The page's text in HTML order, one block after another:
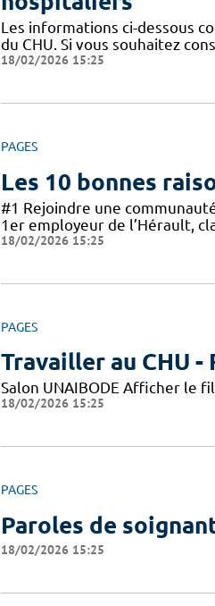
Les informations ci-dessous
du CHU. Si vous souhaitez
18/02/2026 15:25
PAGES
Les 10 bonnes
#1 Rejoindre une
1er employeur de l’Hérault,
18/02/2026 15:25
PAGES
Travailler au CHU -
Salon UNAIBODE Afficher le
18/02/2026 15:25
PAGES
Paroles de
18/02/2026 15:25